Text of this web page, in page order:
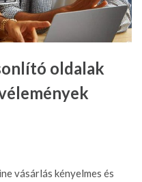
oldalak
vásárlás kényelmes és